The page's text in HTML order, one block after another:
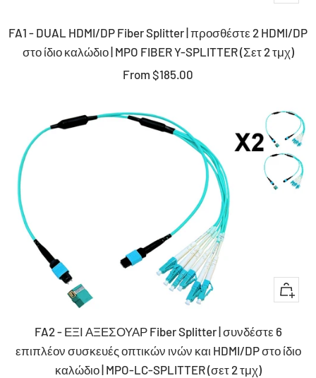
FA1 - DUAL HDMI/DP Fiber Splitter | προσθέστε 2 HDMI/DP
στο ίδιο καλώδιο | MPO FIBER Y-SPLITTER (Σετ 2 τμχ)
Sale
From $185.00
+
to
cart
FA2 - ΕΞΙ ΑΞΕΣΟΥΑΡ Fiber Splitter | συνδέστε 6
επιπλέον συσκευές οπτικών ινών και HDMI/DP στο ίδιο
καλώδιο | MPO-LC-SPLITTER (σετ 2 τμχ)